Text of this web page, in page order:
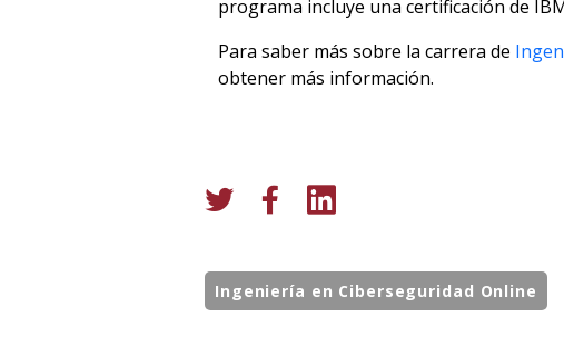
programa incluye una certificación de
Para saber más sobre la carrera de
obtener más información.
Ingeniería en Ciberseguridad Online